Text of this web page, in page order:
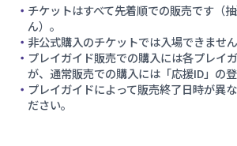
2026.06.30
愛知･名古屋2026大会チケットのプ
売開始
2026.06.30
チケットはすべて先着順での販売です（
ん）。
非公式購入のチケットでは入場できません
プレイガイド販売での購入には各プレイ
が、通常販売での購入には「応援ID」の登
プレイガイドによって販売終了日時が異
ださい。